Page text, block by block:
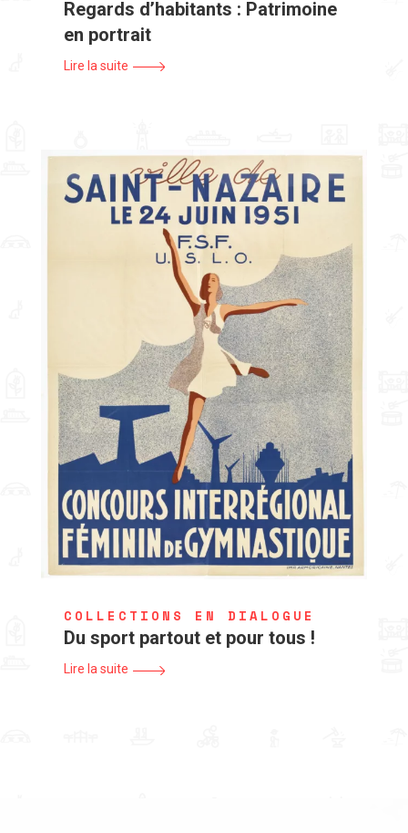
Regards d’habitants : Patrimoine
en portrait
Lire la suite
COLLECTIONS EN DIALOGUE
Du sport partout et pour tous !
Lire la suite